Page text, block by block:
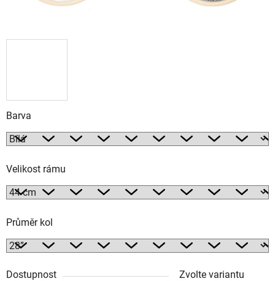
Barva
Velikost rámu
Průměr kol
Dostupnost
Zvolte variantu